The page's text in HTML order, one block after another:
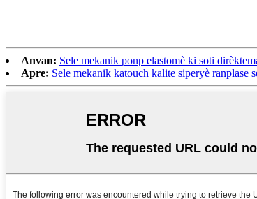
Anvan: Sele mekanik ponp elastomè ki soti
Apre: Sele mekanik katouch kalite siperyè ranplase